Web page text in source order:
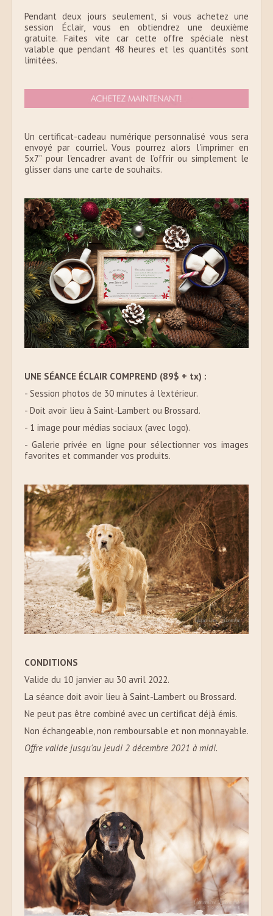
Pendant deux jours seulement, si vous achetez une
session Éclair, vous en obtiendrez une deuxième
gratuite. Faites vite car cette offre spéciale n'est
valable que pendant 48 heures et les quantités sont
limitées.
Un certificat-cadeau numérique personnalisé vous sera
envoyé par courriel. Vous pourrez alors l'imprimer en
5x7" pour l'encadrer avant de l'offrir ou simplement le
glisser dans une carte de souhaits.
UNE SÉANCE ÉCLAIR COMPREND (89$ + tx) :
- Session photos de 30 minutes à l'extérieur.
- Doit avoir lieu à Saint-Lambert ou Brossard.
- 1 image pour médias sociaux (avec logo).
- Galerie privée en ligne pour sélectionner vos images
favorites et commander vos produits.
CONDITIONS
Valide du 10 janvier au 30 avril 2022.
La séance doit avoir lieu à Saint-Lambert ou Brossard.
Ne peut pas être combiné avec un certificat déjà émis.
Non échangeable, non remboursable et non monnayable.
Offre valide jusqu'au jeudi 2 décembre 2021 à midi.